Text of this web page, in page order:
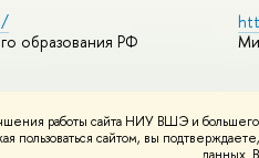
работы сайта НИУ ВШЭ и
пользоваться сайтом, вы
образования РФ
Условия использования
вШколе дизайна НИУ ВШЭ